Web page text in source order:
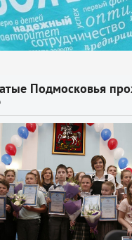
Подмосковья